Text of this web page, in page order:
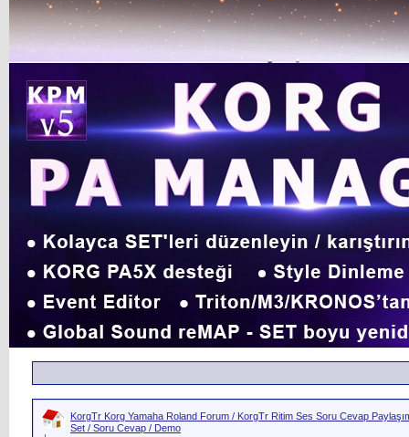
KorgTr Korg Yamaha Roland Forum / KorgTr Ritim Ses Soru Cevap
Set / Soru Cevap / Demo